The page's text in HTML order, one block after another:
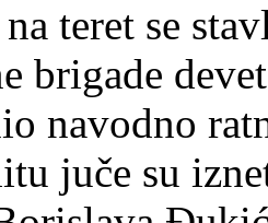
teret se
brigade
navodno
juče su